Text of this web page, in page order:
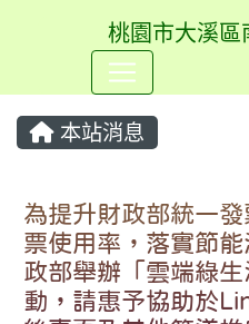
桃園市大溪區
本站消息
為提升財政部統一
票使用率，落實節
政部舉辦「雲端綠
動，請惠予協助於